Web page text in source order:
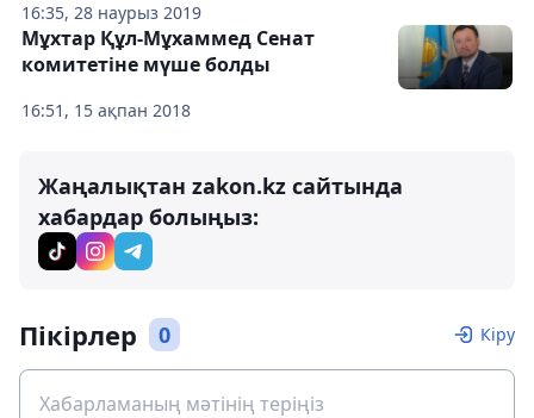
16:35, 28 наурыз 2019
16:51, 15 ақпан 2018
Мұхтар Құл-Мұхаммед Сенат
комитетіне мүше болды
Жаңалықтан zakon.kz сайтында
хабардар болыңыз:
Пікірлер 0 Кіру